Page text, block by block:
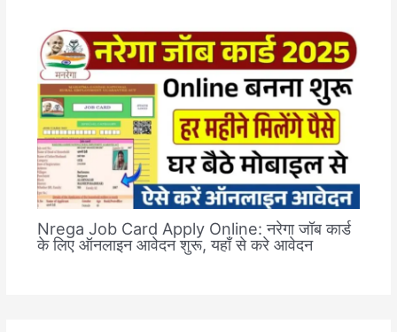
Nrega Job Card Apply Online: नरेगा जॉब कार्ड
के लिए ऑनलाइन आवेदन शुरू, यहाँ से करे आवेदन